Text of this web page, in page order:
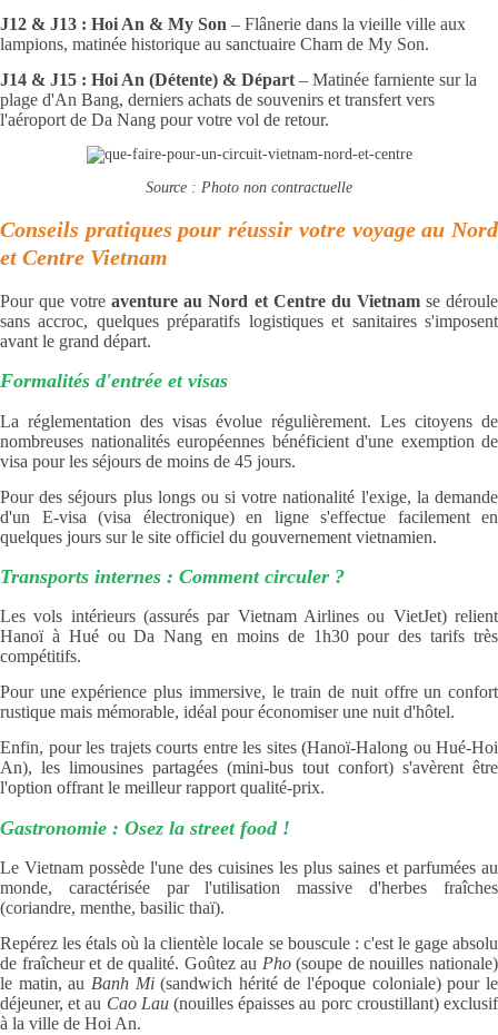
J12 & J13 : Hoi An & My Son – Flânerie dans la vieille ville aux
lampions, matinée historique au sanctuaire Cham de My Son.
J14 & J15 : Hoi An (Détente) & Départ – Matinée farniente sur la
plage d'An Bang, derniers achats de souvenirs et transfert vers
l'aéroport de Da Nang pour votre vol de retour.
Source : Photo non contractuelle
Conseils pratiques pour réussir votre voyage au Nord
et Centre Vietnam
Pour que votre aventure au Nord et Centre du Vietnam se déroule
sans accroc, quelques préparatifs logistiques et sanitaires s'imposent
avant le grand départ.
Formalités d'entrée et visas
La réglementation des visas évolue régulièrement. Les citoyens de
nombreuses nationalités européennes bénéficient d'une exemption de
visa pour les séjours de moins de 45 jours.
Pour des séjours plus longs ou si votre nationalité l'exige, la demande
d'un E-visa (visa électronique) en ligne s'effectue facilement en
quelques jours sur le site officiel du gouvernement vietnamien.
Transports internes : Comment circuler ?
Les vols intérieurs (assurés par Vietnam Airlines ou VietJet) relient
Hanoï à Hué ou Da Nang en moins de 1h30 pour des tarifs très
compétitifs.
Pour une expérience plus immersive, le train de nuit offre un confort
rustique mais mémorable, idéal pour économiser une nuit d'hôtel.
Enfin, pour les trajets courts entre les sites (Hanoï-Halong ou Hué-Hoi
An), les limousines partagées (mini-bus tout confort) s'avèrent être
l'option offrant le meilleur rapport qualité-prix.
Gastronomie : Osez la street food !
Le Vietnam possède l'une des cuisines les plus saines et parfumées au
monde, caractérisée par l'utilisation massive d'herbes fraîches
(coriandre, menthe, basilic thaï).
Repérez les étals où la clientèle locale se bouscule : c'est le gage absolu
de fraîcheur et de qualité. Goûtez au Pho(soupe de nouilles nationale)
le matin, au Banh Mi(sandwich hérité de l'époque coloniale) pour le
déjeuner, et au Cao Lau(nouilles épaisses au porc croustillant) exclusif
à la ville de Hoi An.